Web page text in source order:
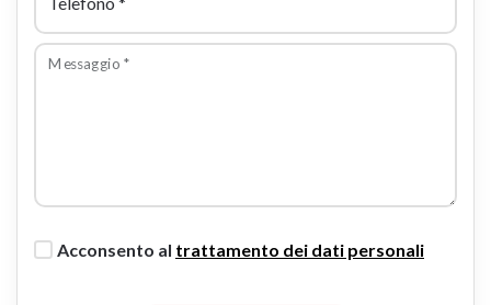
Messaggio *
Acconsento al trattamento dei dati personali